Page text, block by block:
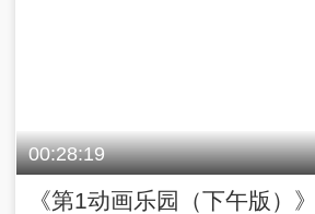
00:28:19
《第1动画乐园（下午版）